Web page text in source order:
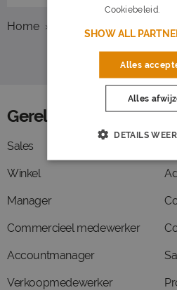
Home Overzicht vacatures
Gerelateerde functies
Sales
Winkel
Manager
Commercieel medewerker
Accountmanager
Verkoopmedewerker
Cookiebeleid.
SHOW ALL
Alles
Alles
DETAILS